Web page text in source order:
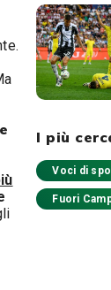
I più
Voci di
Fuori